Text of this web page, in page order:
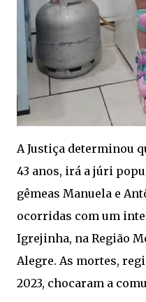
A Justiça determinou
43 anos, irá a júri
gêmeas Manuela e
ocorridas com um
Igrejinha, na Região
Alegre. As mortes,
2023, chocaram a